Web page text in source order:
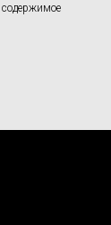
содержимое